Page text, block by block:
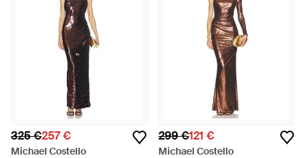
325 €257 €
Michael Costello
299 €121 €
Michael Costello